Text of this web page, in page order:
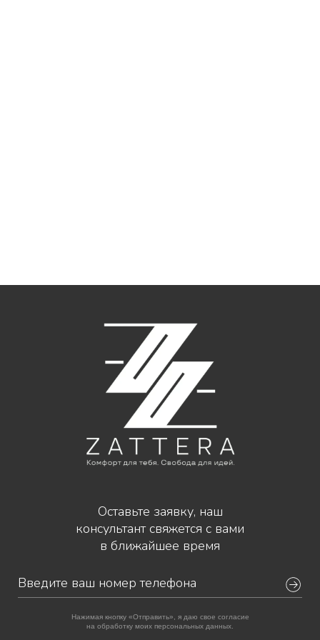
Оставьте заявку, наш
консультант свяжется с вами
в ближайшее время
Нажимая кнопку «Отправить», я даю свое согласие
на обработку моих персональных данных.